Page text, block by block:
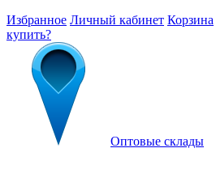
Избранное Личный кабинет Корзина
купить?
Оптовые склады